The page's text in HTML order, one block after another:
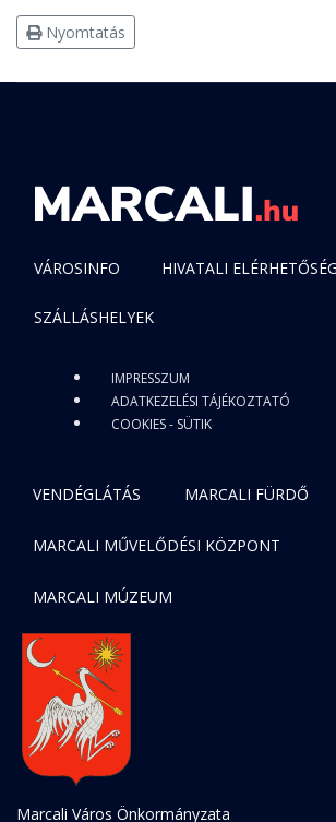
Nyomtatás
VÁROSINFO HIVATALI
SZÁLLÁSHELYEK
IMPRESSZUM
ADATKEZELÉSI TÁJÉKOZTATÓ
COOKIES - SÜTIK
VENDÉGLÁTÁS MARCALI FÜRDŐ
MARCALI MŰVELŐDÉSI KÖZPONT
MARCALI MÚZEUM
Marcali Város Önkormányzata